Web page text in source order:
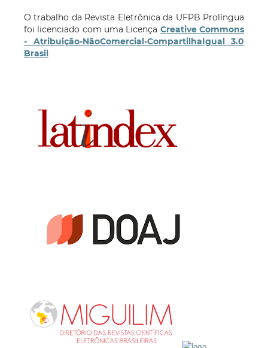
O trabalho da Revista Eletrônica da UFPB Prolíngua
foi licenciado com uma Licença Creative Commons
- Atribuição-NãoComercial-CompartilhaIgual 3.0
Brasil